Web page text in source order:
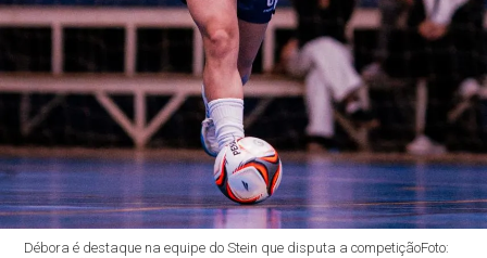
Débora é destaque na equipe do Stein que disputa a competiçãoFoto: